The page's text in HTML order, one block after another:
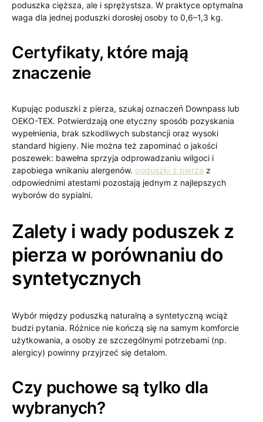
poduszka cięższa, ale i sprężystsza. W praktyce optymalna
waga dla jednej poduszki dorosłej osoby to 0,6–1,3 kg.
Certyfikaty, które mają
znaczenie
Kupując poduszki z pierza, szukaj oznaczeń Downpass lub
OEKO-TEX. Potwierdzają one etyczny sposób pozyskania
wypełnienia, brak szkodliwych substancji oraz wysoki
standard higieny. Nie można też zapominać o jakości
poszewek: bawełna sprzyja odprowadzaniu wilgoci i
zapobiega wnikaniu alergenów. poduszki z pierza z
odpowiednimi atestami pozostają jednym z najlepszych
wyborów do sypialni.
Zalety i wady poduszek z
pierza w porównaniu do
syntetycznych
Wybór między poduszką naturalną a syntetyczną wciąż
budzi pytania. Różnice nie kończą się na samym komforcie
użytkowania, a osoby ze szczególnymi potrzebami (np.
alergicy) powinny przyjrzeć się detalom.
Czy puchowe są tylko dla
wybranych?